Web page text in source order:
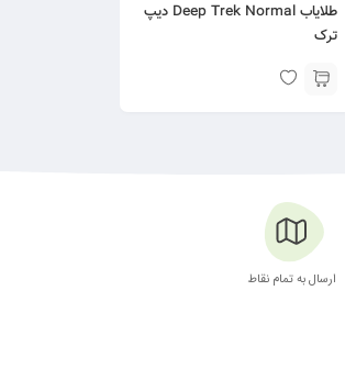
طلایاب Deep Trek Normal دیپ
ترک
ارسال به تمام نقاط